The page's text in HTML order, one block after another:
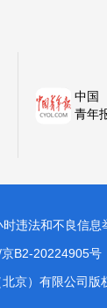
中国
青年
时违法和不良信
B2-20224905号
京）有限公司版